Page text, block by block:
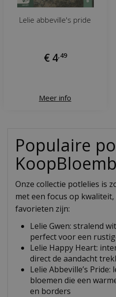
Lelie abbeville's pride
€ 4 49
Meer info
Populaire
Onze collectie potlelies is
met een focus op
favorieten zijn:
Lelie Gwen: stralend
perfect voor een
Lelie Happy Heart:
direct de aandacht
Lelie Abbeville’s
bloemen die een
en borders